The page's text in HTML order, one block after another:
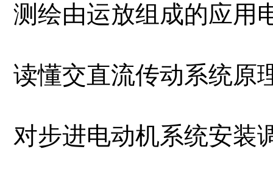
测绘由运放组成的应用
读懂交直流传动系统原
对步进电动机系统安装